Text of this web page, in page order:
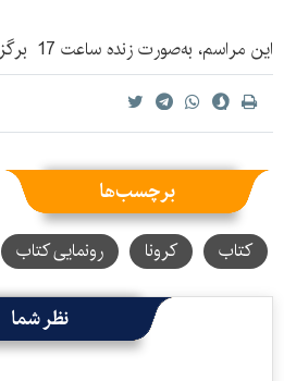
این مراسم، به‌صورت زنده ساعت 17 برگزار می‌‌شود.
برچسب‌ها
کتاب کرونا رونمایی کتاب
نظر شما